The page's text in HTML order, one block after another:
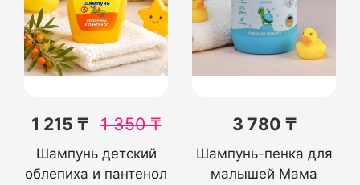
1 215 ₸ 1 350₸
Шампунь детский
облепиха и пантенол
3 780 ₸
Шампунь-пенка для
малышей Мама